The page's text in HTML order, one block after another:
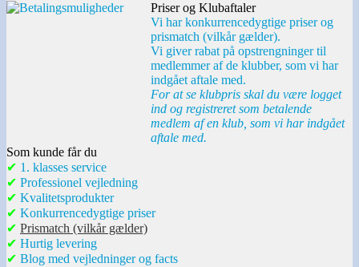
Priser og Klubaftaler
Vi har konkurrencedygtige priser og
prismatch (vilkår gælder).
Vi giver rabat på opstrengninger til
medlemmer af de klubber, som vi har
indgået aftale med.
For at se klubpris skal du være logget
ind og registreret som betalende
medlem af en klub, som vi har indgået
aftale med.
Som kunde får du
✔ 1. klasses service
✔ Professionel vejledning
✔ Kvalitetsprodukter
✔ Konkurrencedygtige priser
✔ Prismatch (vilkår gælder)
✔ Hurtig levering
✔ Blog med vejledninger og facts